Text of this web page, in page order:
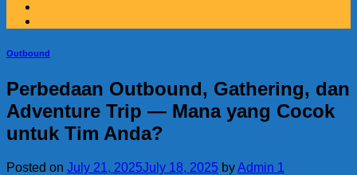
Outbound
Perbedaan Outbound, Gathering, dan
Adventure Trip — Mana yang Cocok
untuk Tim Anda?
Posted on July 21, 2025July 18, 2025 byAdmin 1